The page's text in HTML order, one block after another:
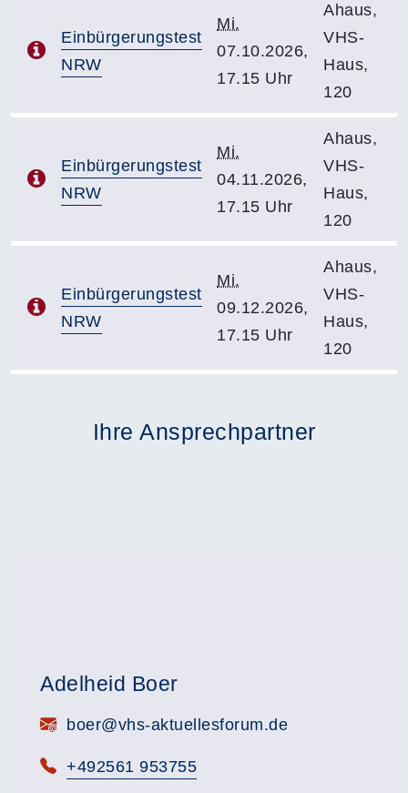
Einbürgerungstest
NRW
Mi.
07.10.2026,
17.15 Uhr
Ahaus,
VHS-
Haus,
120
Einbürgerungstest
NRW
Mi.
04.11.2026,
17.15 Uhr
Ahaus,
VHS-
Haus,
120
Einbürgerungstest
NRW
Mi.
09.12.2026,
17.15 Uhr
Ahaus,
VHS-
Haus,
120
Ihre Ansprechpartner
Adelheid Boer
E-Mail:boer@vhs-aktuellesforum.de
Telefon:
+492561 953755